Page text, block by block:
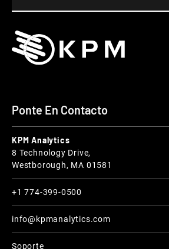
Ponte En Contacto
KPM Analytics
8 Technology Drive,
Westborough, MA 01581
+1 774-399-0500
info@kpmanalytics.com
Soporte